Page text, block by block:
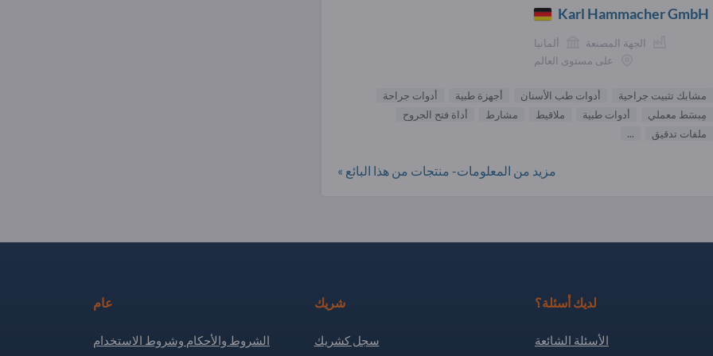
Karl Hammacher GmbH
الجهة المصنعة
ألمانيا
على مستوى العالم
مشابك تثبيت جراحية أدوات طب الأسنان أجهزة طبية
أدوات جراحة
مِبسَط معملي
أدوات طبية ملاقيط مشارط
أداة فتح الجروح
ملفات تدقيق
...
مزيد من المعلومات- منتجات من هذا البائع »
عام
الشروط والأحكام وشروط الاستخدام
شريك
سجل كشريك
لديك أسئلة؟
الأسئلة الشائعة